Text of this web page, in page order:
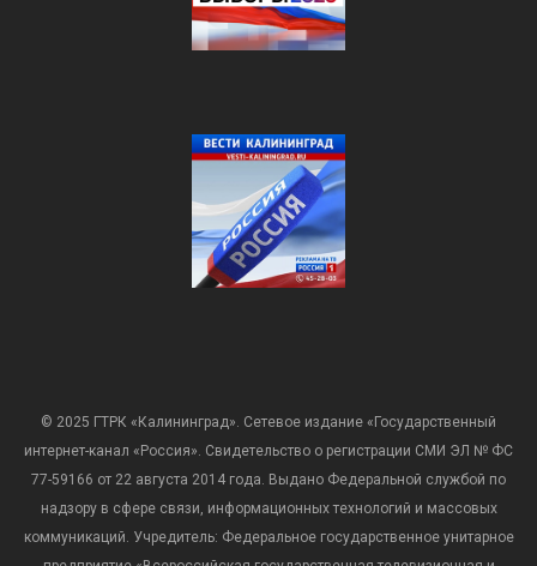
© 2025 ГТРК «Калининград». Сетевое издание «Государственный
интернет-канал «Россия». Свидетельство о регистрации СМИ ЭЛ № ФС
77-59166 от 22 августа 2014 года. Выдано Федеральной службой по
надзору в сфере связи, информационных технологий и массовых
коммуникаций. Учредитель: Федеральное государственное унитарное